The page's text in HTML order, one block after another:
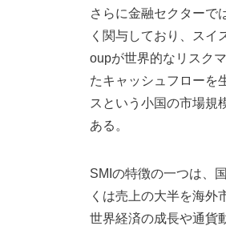
さらに金融セクターで
く関与しており、スイ
oupが世界的なリスク
たキャッシュフローを
スという小国の市場規
ある。
SMIの特徴の一つは、
くは売上の大半を海外
世界経済の成長や通貨